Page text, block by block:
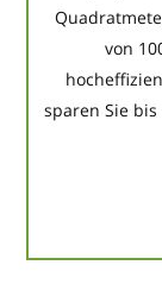
von
sparen Sie